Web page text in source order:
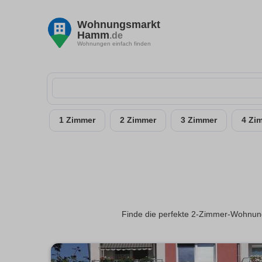
Wohnungsmarkt
Hamm.de
Wohnungen einfach finden
1 Zimmer 2 Zimmer 3 Zimmer 4
Finde die perfekte 2-Zimmer-